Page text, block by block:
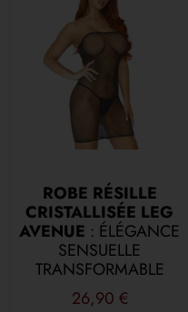
ROBE RÉSILLE
CRISTALLISÉE LEG
AVENUE : ÉLÉGANCE
SENSUELLE
TRANSFORMABLE
26,90 €